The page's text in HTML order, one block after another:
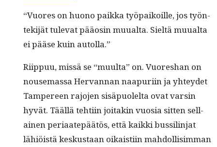
“Vuores on huono paik­ka työ­paikoille, jos työn­
tek­i­jät tule­vat pääosin muual­ta. Sieltä muual­ta
ei pääse kuin autolla.”
Riip­puu, mis­sä se “muul­ta” on. Vuore­shan on
nouse­mas­sa Her­van­nan naa­puri­in ja yhtey­det
Tam­pereen rajo­jen sisäpuolelta ovat varsin
hyvät. Tääl­lä tehti­in joitakin vuosia sit­ten sel­l­
ainen peri­aatepäätös, että kaik­ki bus­sil­in­jat
lähiöistä keskus­taan oikaisti­in mah­dol­lisim­man